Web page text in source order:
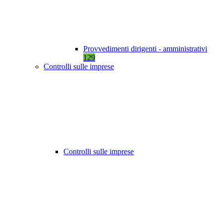
Provvedimenti dirigenti - amministrativi
129
Controlli sulle imprese
Controlli sulle imprese